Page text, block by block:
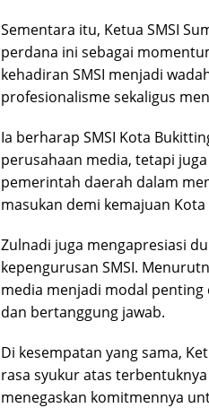
Sementara itu, Ketua SMSI
perdana ini sebagai
kehadiran SMSI menjadi
profesionalisme sekaligus
Ia berharap SMSI Kota
perusahaan media, tetapi
pemerintah daerah dalam
masukan demi kemajuan
Zulnadi juga mengapresiasi
kepengurusan SMSI.
media menjadi modal
dan bertanggung jawab.
Di kesempatan yang sama,
rasa syukur atas
menegaskan komitmennya